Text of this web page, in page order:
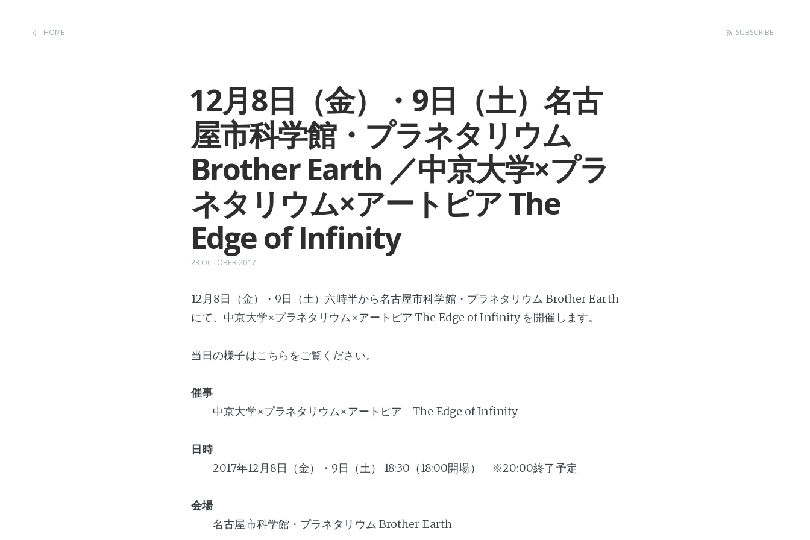
HOME SUBSCRIBE
12月8日（金）・9日（土）名古
屋市科学館・プラネタリウム
Brother Earth ／中京大学×プラ
ネタリウム×アートピア The
Edge of Infinity
23 OCTOBER 2017
12月8日（金）・9日（土）六時半から名古屋市科学館・プラネタリウム Brother Earth
にて、中京大学×プラネタリウム×アートピア The Edge of Infinity を開催します。
当日の様子はこちら をご覧ください。
催事
中京大学×プラネタリウム×アートピア The Edge of Infinity
日時
2017年12月8日（金）・9日（土） 18:30（18:00開場） ※20:00終了予定
会場
名古屋市科学館・プラネタリウム Brother Earth